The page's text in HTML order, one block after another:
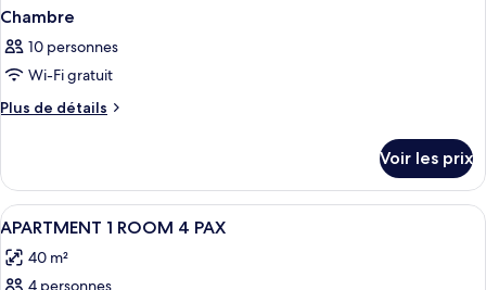
Chambre
10 personnes
Wi-Fi gratuit
Plus de détails
Plus
le
type
de
Chambre
Voir les prix
Afficher
toutes
les
1 chambre, coffres-forts dans les
9
APARTMENT 1 ROOM 4 PAX
40 m²
4 personnes